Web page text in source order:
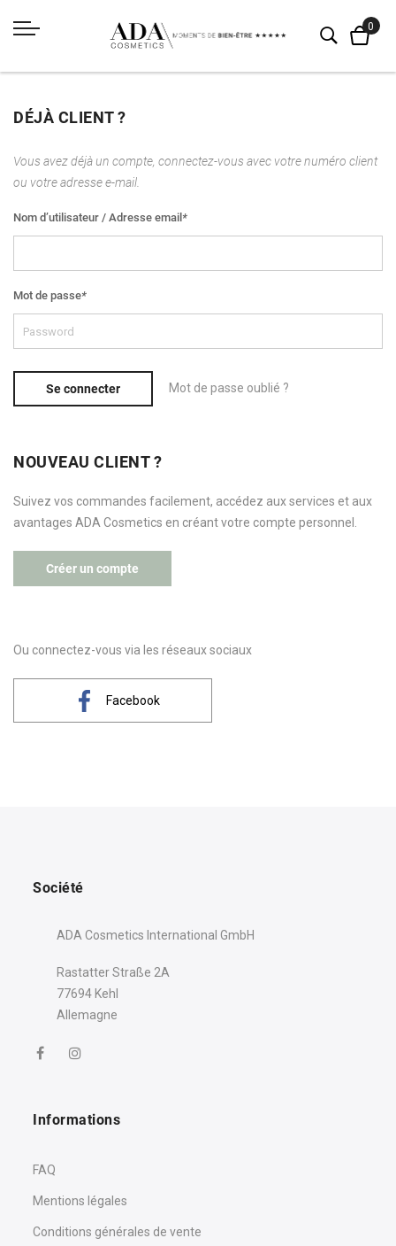
DÉJÀ CLIENT ?
Vous avez déjà un compte, connectez-vous avec votre numéro client
ou votre adresse e-mail.
Nom d’utilisateur / Adresse email *
Mot de passe*
Se connecter Mot de passe oublié ?
NOUVEAU CLIENT ?
Suivez vos commandes facilement, accédez aux services et aux
avantages ADA Cosmetics en créant votre compte personnel.
Créer un compte
Ou connectez-vous via les réseaux sociaux
Facebook
Société
ADA Cosmetics International GmbH
Rastatter Straße 2A
77694 Kehl
Allemagne
Informations
FAQ
Mentions légales
Conditions générales de vente